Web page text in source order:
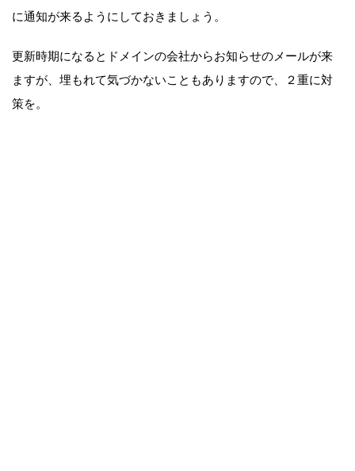
に通知が来るようにしておきましょう。
更新時期になるとドメインの会社からお知らせのメールが来
ますが、埋もれて気づかないこともありますので、２重に対
策を。